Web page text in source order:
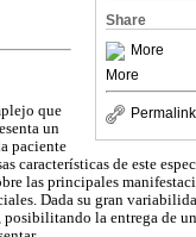
Share
More
More
Permalink
que
un
paciente
características de este
las principales
Dada su gran
la entrega de